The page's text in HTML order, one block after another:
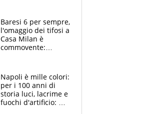
circondati
dall'affetto dei tifosi
Baresi 6 per sempre,
l'omaggio dei tifosi a
Casa Milan è
commovente:
bigliettini
Napoli è mille colori:
per i 100 anni di
storia luci, lacrime e
fuochi d'artificio: De